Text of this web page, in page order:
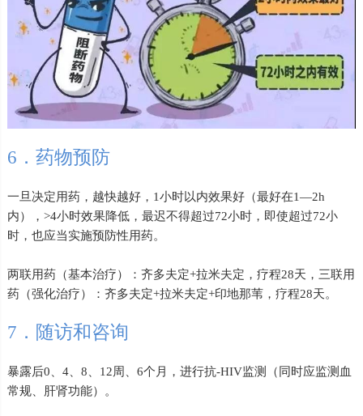
6．药物预防
一旦决定用药，越快越好，1小时以内效果好（最好在1—2h
内），>4小时效果降低，最迟不得超过72小时，即使超过72小
时，也应当实施预防性用药。
两联用药（基本治疗）：齐多夫定+拉米夫定，疗程28天，三联用
药（强化治疗）：齐多夫定+拉米夫定+印地那苇，疗程28天。
7．随访和咨询
暴露后0、4、8、12周、6个月，进行抗-HIV监测（同时应监测血
常规、肝肾功能）。